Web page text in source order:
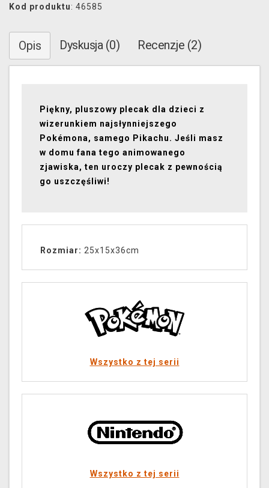
Kod produktu: 46585
Opis Dyskusja (0) Recenzje (2)
Piękny, pluszowy plecak dla dzieci z
wizerunkiem najsłynniejszego
Pokémona, samego Pikachu. Jeśli masz
w domu fana tego animowanego
zjawiska, ten uroczy plecak z pewnością
go uszczęśliwi!
Rozmiar: 25x15x36cm
Wszystko z tej serii
Wszystko z tej serii